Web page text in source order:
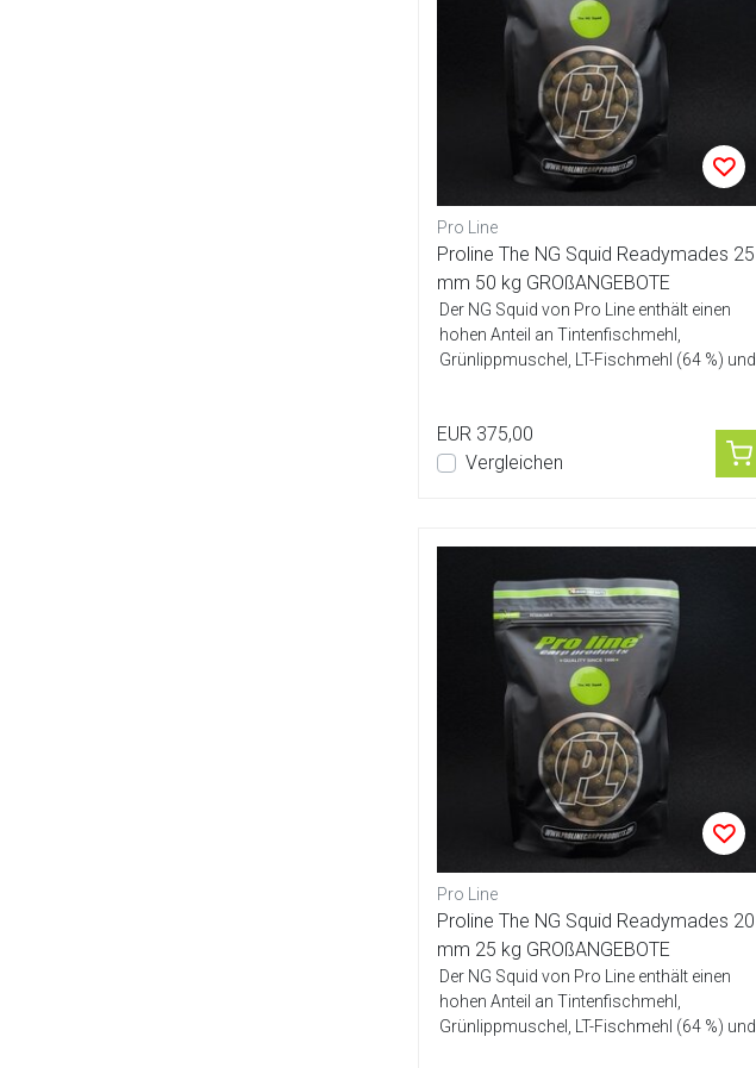
Pro Line
Proline The NG Squid Readymades 25
mm 50 kg GROßANGEBOTE
Der NG Squid von Pro Line enthält einen
hohen Anteil an Tintenfischmehl,
Grünlippmuschel, LT-Fischmehl (64 %) und
EUR 375,00
Vergleichen
Pro Line
Proline The NG Squid Readymades 20
mm 25 kg GROßANGEBOTE
Der NG Squid von Pro Line enthält einen
hohen Anteil an Tintenfischmehl,
Grünlippmuschel, LT-Fischmehl (64 %) und